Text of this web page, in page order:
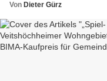
Von Dieter Gürz